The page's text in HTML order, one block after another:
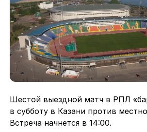
Шестой выездной матч в РПЛ
в субботу в Казани против
Встреча начнется в 14:00.